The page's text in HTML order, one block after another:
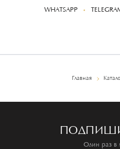
WHATSAPP
Главная
Один раз в